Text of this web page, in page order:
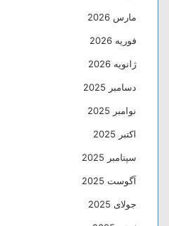
مارس 2026
فوریه 2026
ژانویه 2026
دسامبر 2025
نوامبر 2025
اکتبر 2025
سپتامبر 2025
آگوست 2025
جولای 2025